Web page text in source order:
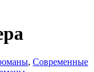
, Современные